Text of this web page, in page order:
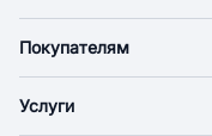
Новости
Поставщикам
Покупателям
Экспресс доставка
Услуги